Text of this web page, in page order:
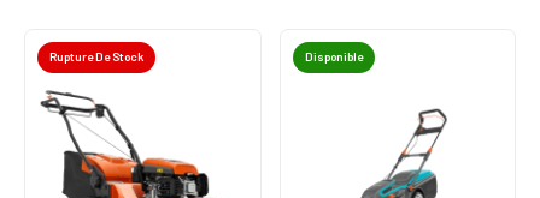
Rupture De Stock Disponible